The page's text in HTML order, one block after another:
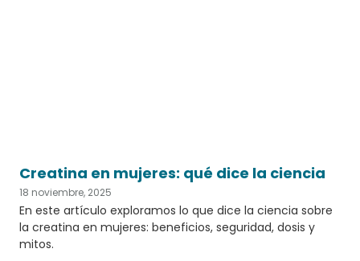
Creatina en mujeres: qué dice la ciencia
18 noviembre, 2025
En este artículo exploramos lo que dice la ciencia sobre
la creatina en mujeres: beneficios, seguridad, dosis y
mitos.